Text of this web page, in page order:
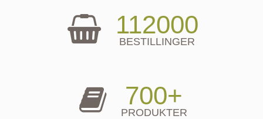
112000
BESTILLINGER
700+
PRODUKTER